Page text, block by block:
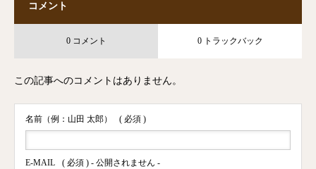
コメント
0 コメント 0 トラックバック
この記事へのコメントはありません。
名前（例：山田 太郎） ( 必須 )
E-MAIL ( 必須 ) - 公開されません -